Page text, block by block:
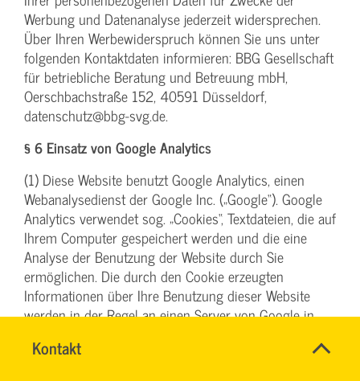
Kontakt
DENISE
Name*
Werbung und Datenanalyse jederzeit widersprechen.
Über Ihren Werbewiderspruch können Sie uns unter
folgenden Kontaktdaten informieren: BBG Gesellschaft
für betriebliche Beratung und Betreuung mbH,
Oerschbachstraße 152, 40591 Düsseldorf,
datenschutz@bbg-svg.de.
§ 6 Einsatz von Google Analytics
(1) Diese Website benutzt Google Analytics, einen
Webanalysedienst der Google Inc. („Google“). Google
Analytics verwendet sog. „Cookies“, Textdateien, die auf
Ihrem Computer gespeichert werden und die eine
Analyse der Benutzung der Website durch Sie
ermöglichen. Die durch den Cookie erzeugten
Informationen über Ihre Benutzung dieser Website
werden in der Regel an einen Server von Google in
Aktivierung der IP-Anonymisierung (vergl. hierzu unten